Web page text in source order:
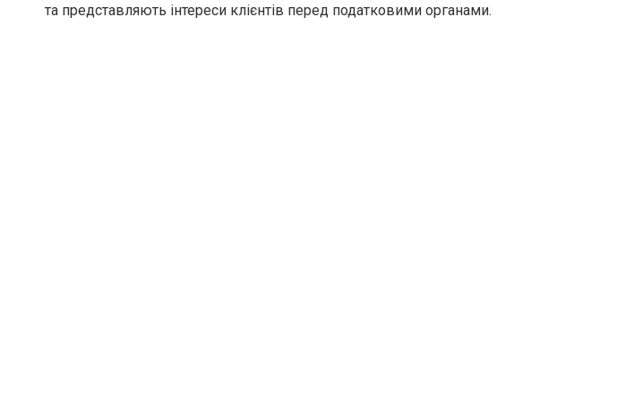
та представляють інтереси клієнтів перед податковими органами.